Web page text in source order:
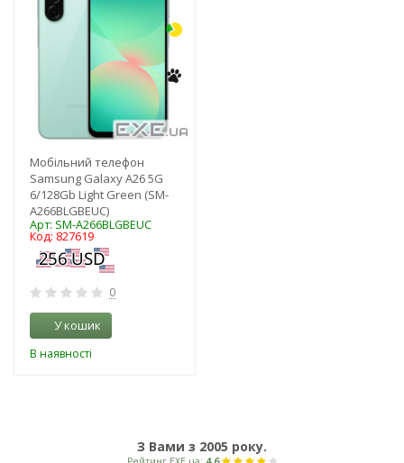
Мобільний телефон
Samsung Galaxy A26 5G
6/128Gb Light Green (SM-
A266BLGBEUC)
Арт: SM-A266BLGBEUC
Код: 827619
0
У кошик
В наявності
З Вами з 2005 року.